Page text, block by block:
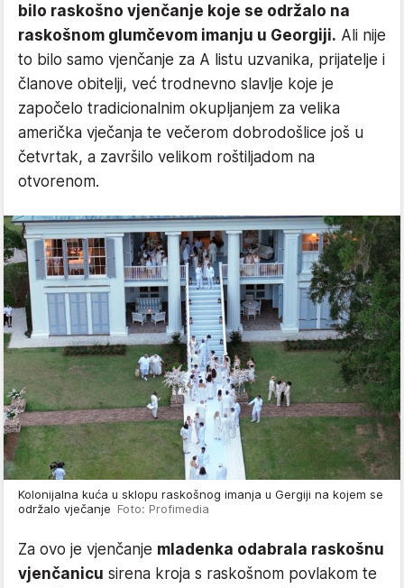
bilo raskošno vjenčanje koje se održalo na
raskošnom glumčevom imanju u Georgiji. Ali nije
to bilo samo vjenčanje za A listu uzvanika, prijatelje i
članove obitelji, već trodnevno slavlje koje je
započelo tradicionalnim okupljanjem za velika
američka vječanja te večerom dobrodošlice još u
četvrtak, a završilo velikom roštiljadom na
otvorenom.
Kolonijalna kuća u sklopu raskošnog imanja u Gergiji na kojem se
održalo vječanje Foto: Profimedia
Za ovo je vjenčanje mladenka odabrala raskošnu
vjenčanicu sirena kroja s raskošnom povlakom te